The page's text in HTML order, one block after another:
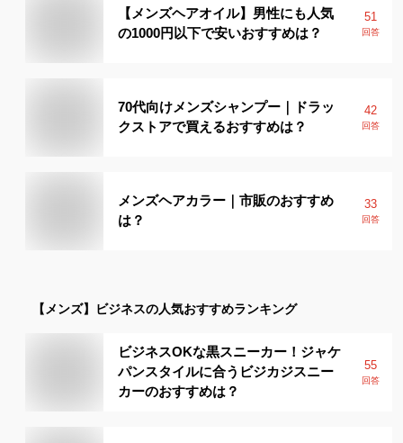
【メンズヘアオイル】男性にも人気
の1000円以下で安いおすすめは？
51
回答
70代向けメンズシャンプー｜ドラッ
クストアで買えるおすすめは？
42
回答
メンズヘアカラー｜市販のおすすめ
は？
33
回答
【メンズ】 ビジネスの人気おすすめランキング
ビジネスOKな黒スニーカー！ジャケ
パンスタイルに合うビジカジスニー
カーのおすすめは？
55
回答